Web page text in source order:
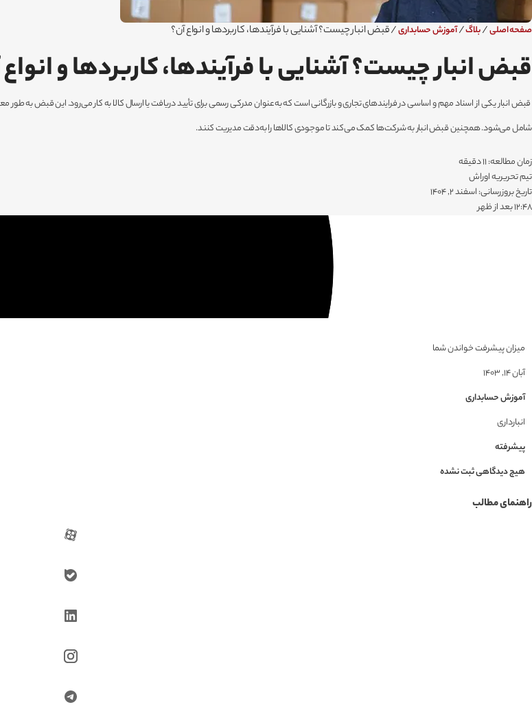
صفحه اصلی/بلاگ/آموزش حسابداری/قبض انبار چیست؟ آشنایی با فرآیندها، کاربردها و انواع آن؟
قبض انبار چیست؟ آشنایی با فرآیندها، کاربردها و
قبض انبار یکی از اسناد مهم و اساسی در فرایندهای تجاری و بازرگانی است که به‌عنوان مدرکی رسمی برای تأیید دریافت یا ارسال کالا به کار می‌رود. این قبض به طور
شامل می‌شود. همچنین قبض انبار به شرکت‌ها کمک می‌کند تا موجودی کالاها را به‌دقت مدیریت کنند.
زمان مطالعه: 11 دقیقه
تیم تحریریه اوراش
تاریخ بروزرسانی: اسفند 2, 1404
۱۲:۴۸ بعد از ظهر
میزان پیشرفت خواندن شما
آبان ۱۴, ۱۴۰۳
آموزش حسابداری
انبارداری
پیشرفته
هیچ دیدگاهی ثبت نشده
راهنمای مطالب